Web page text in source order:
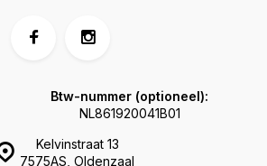
Kelvinstraat 13
7575AS, Oldenzaal
Btw-nummer (optioneel):
NL861920041B01